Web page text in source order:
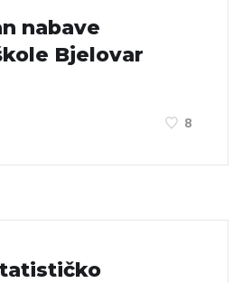
nabave
Bjelovar
8